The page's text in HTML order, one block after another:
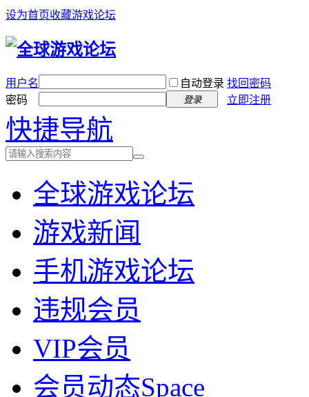
设为首页收藏游戏论坛
用户名 自动登录 找回密码
密码
登录 立即注册
快捷导航
全球游戏论坛
游戏新闻
手机游戏论坛
违规会员
VIP会员
会员动态Space